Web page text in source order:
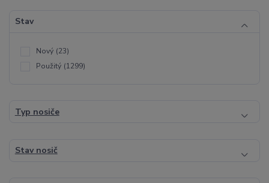
Stav
Nový (23)
Použitý (1299)
Typ nosiče
Stav nosič